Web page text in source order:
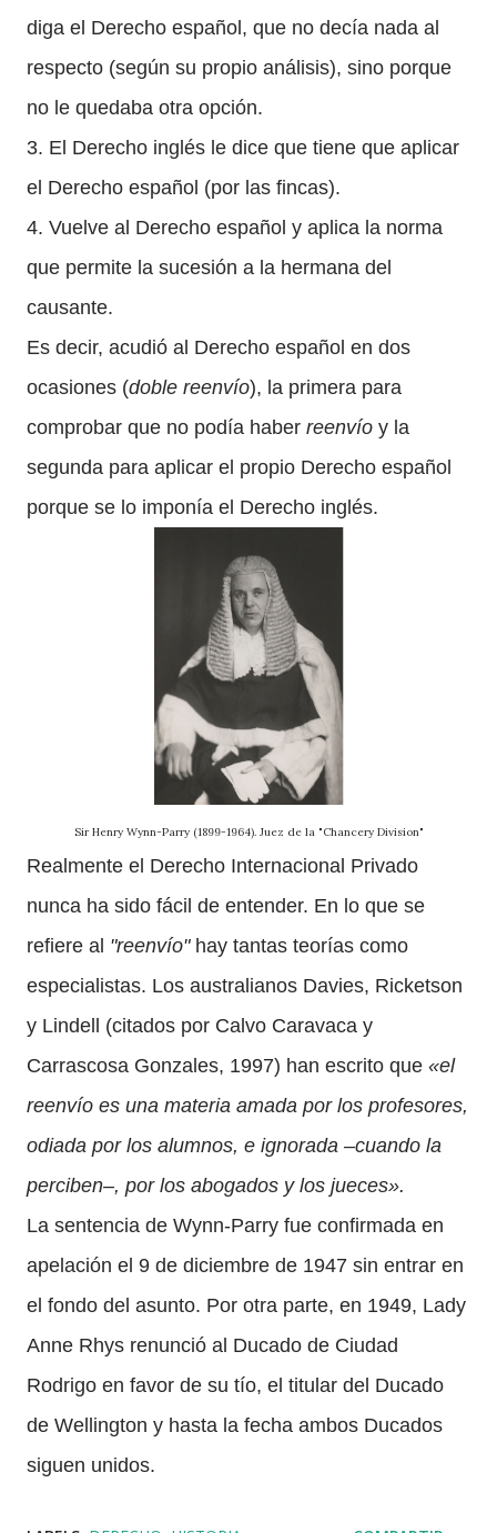
diga el Derecho español, que no decía nada al
respecto (según su propio análisis), sino porque
no le quedaba otra opción.
3. El Derecho inglés le dice que tiene que aplicar
el Derecho español (por las fincas).
4. Vuelve al Derecho español y aplica la norma
que permite la sucesión a la hermana del
causante.
Es decir, acudió al Derecho español en dos
ocasiones (doble reenvío), la primera para
comprobar que no podía haber reenvío y la
segunda para aplicar el propio Derecho español
porque se lo imponía el Derecho inglés.
Sir Henry Wynn-Parry (1899-1964). Juez de la "Chancery Division"
Realmente el Derecho Internacional Privado
nunca ha sido fácil de entender. En lo que se
refiere al "reenvío"hay tantas teorías como
especialistas. Los australianos Davies, Ricketson
y Lindell (citados por Calvo Caravaca y
Carrascosa Gonzales, 1997) han escrito que «el
reenvío es una materia amada por los profesores,
odiada por los alumnos, e ignorada –cuando la
perciben–, por los abogados y los jueces».
La sentencia de Wynn-Parry fue confirmada en
apelación el 9 de diciembre de 1947 sin entrar en
el fondo del asunto. Por otra parte, en 1949, Lady
Anne Rhys renunció al Ducado de Ciudad
Rodrigo en favor de su tío, el titular del Ducado
de Wellington y hasta la fecha ambos Ducados
siguen unidos.